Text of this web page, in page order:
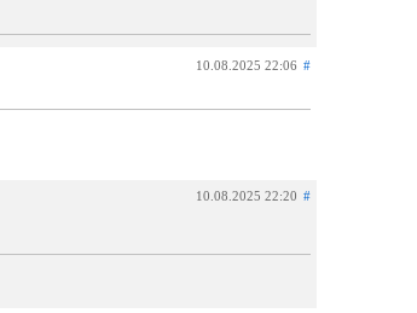
10.08.2025 22:06 #
10.08.2025 22:20 #